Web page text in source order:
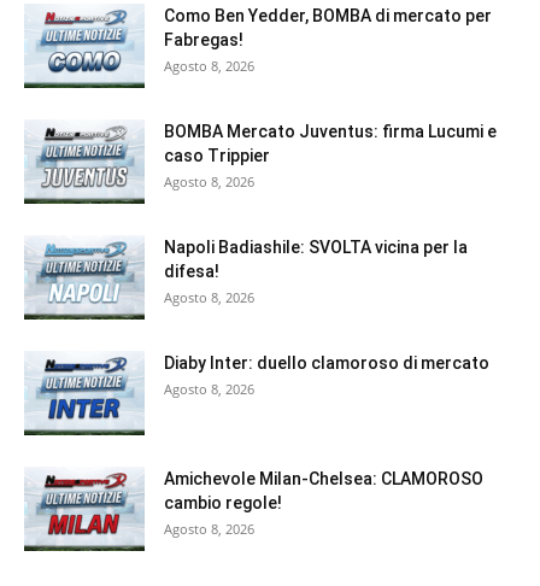
Como Ben Yedder, BOMBA di mercato per
Fabregas!
Agosto 8, 2026
BOMBA Mercato Juventus: firma Lucumi e
caso Trippier
Agosto 8, 2026
Napoli Badiashile: SVOLTA vicina per la
difesa!
Agosto 8, 2026
Diaby Inter: duello clamoroso di mercato
Agosto 8, 2026
Amichevole Milan-Chelsea: CLAMOROSO
cambio regole!
Agosto 8, 2026